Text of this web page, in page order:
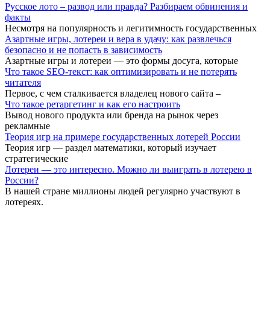
Русское лото – развод или правда? Разбираем обвинения и
факты
Несмотря на популярность и легитимность государственных
Азартные игры, лотереи и вера в удачу: как развлечься
безопасно и не попасть в зависимость
Азартные игры и лотереи — это формы досуга, которые
Что такое SEO-текст: как оптимизировать и не потерять
читателя
Первое, с чем сталкивается владелец нового сайта –
Что такое ретаргетинг и как его настроить
Вывод нового продукта или бренда на рынок через
рекламные
Теория игр на примере государственных лотерей России
Теория игр — раздел математики, который изучает
стратегические
Лотереи — это интересно. Можно ли выиграть в лотерею в
России?
В нашей стране миллионы людей регулярно участвуют в
лотереях.